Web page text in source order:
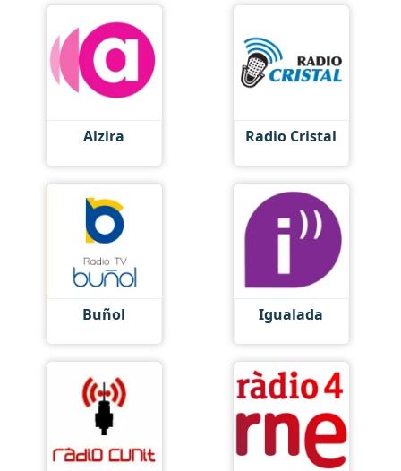
Alzira Radio Сristal
Buñol Igualada